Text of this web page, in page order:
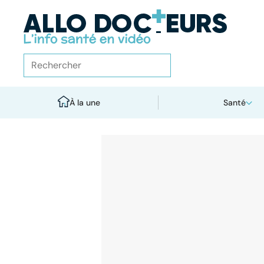
À la une Santé